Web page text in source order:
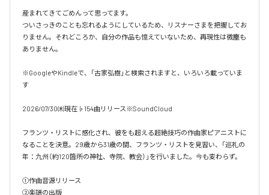
産まれてきてごめんって思ってます。
ついさっきのことも忘れるようにしているため、リスナーさまを把握してお
りません。それどころか、自分の作品も憶えていないため、再現性は微塵も
ありません。
※GoogleやKindleで、「古家弘樹」と検索されますと、いろいろ載っていま
す
2026/07/30㈭現在♭154曲リリース※SoundCloud
フランツ・リストに感化され、彼をも超える超絶技巧の作曲家ピアニストに
なることを決意。29歳から31歳の間、フランツ・リストを見習い、「巡礼の
年：九州（約120箇所の神社、寺院、教会）」を行いました。今も変わらず。
①作曲音源リリース
②楽譜の出版